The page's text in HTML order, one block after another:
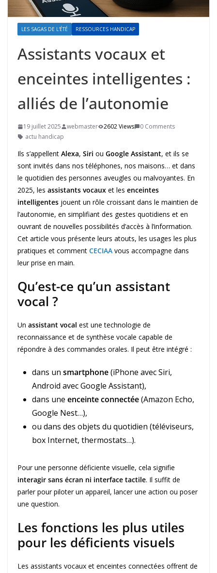
LES SAGAS DE L'ÉTÉ RESSOURCES HANDICAP
Assistants vocaux et
enceintes intelligentes :
alliés de l’autonomie
19 juillet 2025 webmaster 2602 Views
0 Comments
actu handicap
Ils s’appellent Alexa, Siri ou Google Assistant, et ils se
sont invités dans nos téléphones, nos maisons… et dans
le quotidien des personnes aveugles ou malvoyantes. En
2025, les assistants vocaux et les enceintes
intelligentes jouent un rôle croissant dans le maintien de
l’autonomie, en simplifiant des gestes quotidiens et en
ouvrant de nouvelles possibilités d’accès à l’information.
Cet article vous présente leurs atouts, les usages les plus
pratiques et comment CECIAA vous accompagne dans
leur prise en main.
Qu’est-ce qu’un assistant
vocal ?
Un assistant vocal est une technologie de
reconnaissance et de synthèse vocale capable de
répondre à des commandes orales. Il peut être intégré :
dans un smartphone(iPhone avec Siri,
Android avec Google Assistant),
dans une enceinte connectée(Amazon Echo,
Google Nest…),
ou dans des objets du quotidien (téléviseurs,
box Internet, thermostats…).
Pour une personne déficiente visuelle, cela signifie
interagir sans écran ni interface tactile. Il suffit de
parler pour piloter un appareil, lancer une action ou poser
une question.
Les fonctions les plus utiles
pour les déficients visuels
Les assistants vocaux et enceintes connectées offrent de